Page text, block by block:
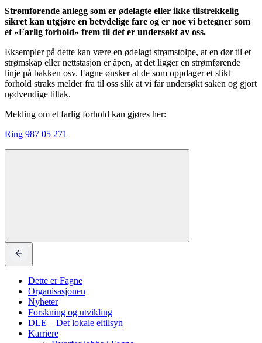
Strømførende anlegg som er ødelagte eller ikke tilstrekkelig
sikret kan utgjøre en betydelige fare og er noe vi betegner som
et «Farlig forhold» frem til det er undersøkt av oss.
Eksempler på dette kan være en ødelagt strømstolpe, at en dør til et
strømskap eller nettstasjon er åpen, at det ligger en strømførende
linje på bakken osv. Fagne ønsker at de som oppdager et slikt
forhold straks melder fra til oss slik at vi får undersøkt saken og gjort
nødvendige tiltak.
Melding om et farlig forhold kan gjøres her:
Ring 987 05 271
Dette er Fagne
Organisasjonen
Nyheter
Forskning og utvikling
DLE – Det lokale eltilsyn
Karriere